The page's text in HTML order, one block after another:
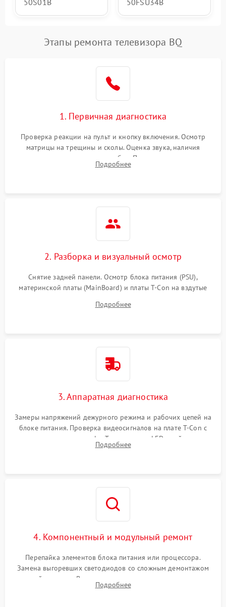
50S01B 50FSU34B
Этапы ремонта телевизора BQ
1. Первичная диагностика
Проверка реакции на пульт и кнопку включения. Осмотр
матрицы на трещины и сколы. Оценка звука, наличия
подсветки и индикаторов ошибок. Подключение тестовых
источников сигнала для выявления симптомов поломки.
Подробнее
2. Разборка и визуальный осмотр
Снятие задней панели. Осмотр блока питания (PSU),
материнской платы (MainBoard) и платы T-Con на вздутые
Проверка надежности фиксации и целостности шлейфов.
Подробнее
3. Аппаратная диагностика
Замеры напряжений дежурного режима и рабочих цепей на
блоке питания. Проверка видеосигналов на плате T-Con с
помощью осциллографа. Тестирование LED-драйвера и
светодиодных планок подсветки мультиметром.
Подробнее
4. Компонентный и модульный ремонт
Перепайка элементов блока питания или процессора.
Замена выгоревших светодиодов со сложным демонтажом
хрупкой матрицы. Восстановление поврежденных дорожек,
прошивка микросхем памяти EEPROM
Подробнее